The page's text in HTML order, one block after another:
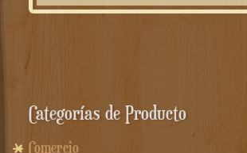
Categorías de Producto
Comercio